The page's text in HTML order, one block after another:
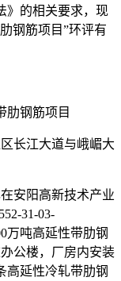
》的相关要求，现
钢筋项目”环评有
肋钢筋项目
长江大道与峨嵋大
安阳高新技术产业
31-03-
万吨高延性带肋钢
公楼，厂房内安装
高延性冷轧带肋钢